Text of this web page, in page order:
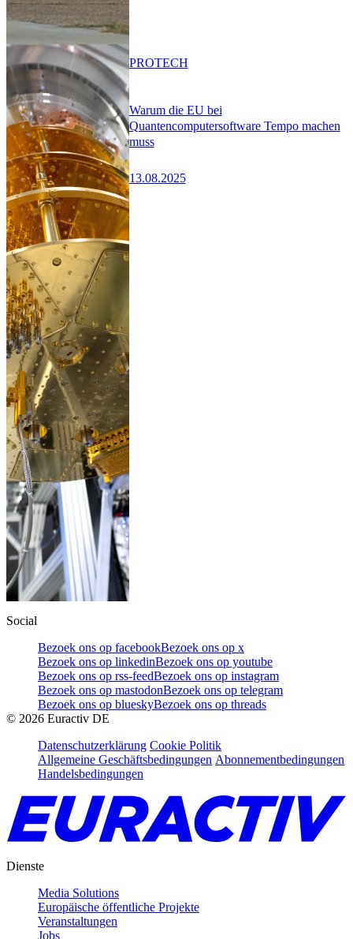
Warum die EU bei
Quantencomputersoftware Tempo machen
muss
13.08.2025
PROTECH
Social
Bezoek ons op facebookBezoek ons op x
Bezoek ons op linkedinBezoek ons op youtube
Bezoek ons op rss-feedBezoek ons op instagram
Bezoek ons op mastodonBezoek ons op telegram
Bezoek ons op blueskyBezoek ons op threads
© 2026 Euractiv DE
Datenschutzerklärung Cookie Politik
Allgemeine Geschäftsbedingungen Abonnementbedingungen
Handelsbedingungen
Dienste
Media Solutions
Europäische öffentliche Projekte
Veranstaltungen
Jobs